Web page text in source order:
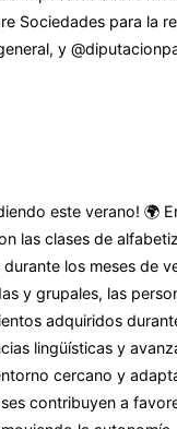
este verano! 🌍
las clases de
los meses de
y grupales, las
adquiridos
lingüísticas y
cercano y
contribuyen a